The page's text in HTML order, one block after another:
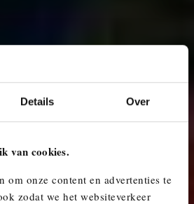
Details Over
van cookies.
om onze content en advertenties te
zodat we het websiteverkeer